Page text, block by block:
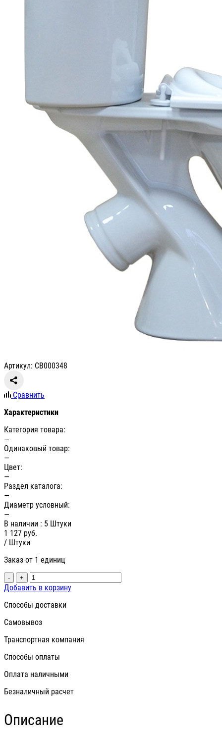
Артикул: СВ000348
Сравнить
Характеристики
Категория товара:
—
Одинаковый товар:
—
Цвет:
—
Раздел каталога:
—
Диаметр условный:
—
В наличии : 5 Штуки
1 127 руб.
/ Штуки
Заказ от 1 единиц
- +
Добавить в корзину
Способы доставки
Самовывоз
Транспортная компания
Способы оплаты
Оплата наличными
Безналичный расчет
Описание